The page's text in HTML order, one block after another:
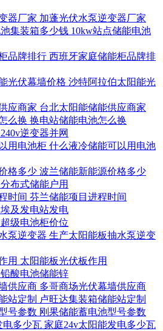
加蓬光伏水泵逆变器厂家
10kw站点储能电池
西班牙家庭储能柜品牌排
沙特阿拉伯太阳能光
台北太阳能储能供应商家
换电站储能电池怎么换
240v逆变器并网
什么液冷储能可以用电池
波兰储能新能源价格多少
分布式储能户用
芬兰储能项目进程时间
埃及发电站发电
超级电池柜价位
生产太阳能板抽水泵逆变
太阳能板光伏板作用
铅酸电池储能锌
多哥商场光伏幕墙供应商
卢旺达集装箱储能站定制
刚果储能蓄电池型号参数
家庭24v太阳能发电多少瓦